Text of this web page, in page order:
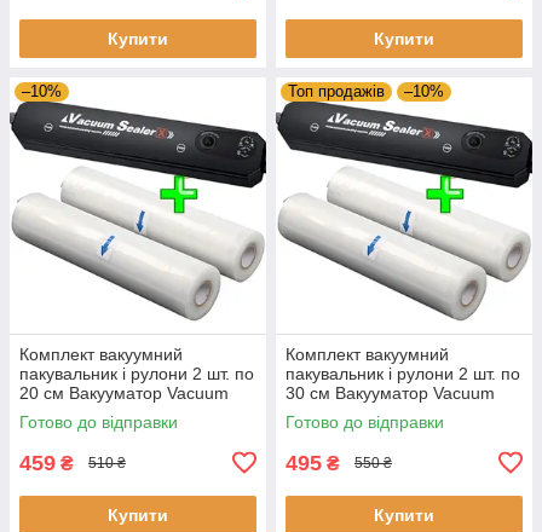
Купити Купити
–10%
Комплект вакуумний
пакувальник і рулони 2 шт. по
20 см Вакууматор Vacuum
Sealer і рулони для
вакуумування
Готово до відправки
459 ₴ 510 ₴
Купити
Топ продажів –10%
Комплект вакуумний
пакувальник і рулони 2 шт. по
30 см Вакууматор Vacuum
Sealer і рулони для
вакуумування
Готово до відправки
495 ₴ 550 ₴
Купити